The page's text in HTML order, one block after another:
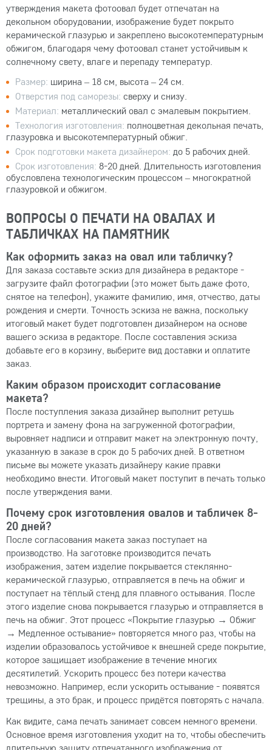
утверждения макета фотоовал будет отпечатан на
декольном оборудовании, изображение будет покрыто
керамической глазурью и закреплено высокотемпературным
обжигом, благодаря чему фотоовал станет устойчивым к
солнечному свету, влаге и перепаду температур.
Размер: ширина – 18 см, высота – 24 см.
Отверстия под саморезы: сверху и снизу.
Материал: металлический овал с эмалевым покрытием.
Технология изготовления: полноцветная декольная печать,
глазуровка и высокотемпературный обжиг.
Срок подготовки макета дизайнером: до 5 рабочих дней.
Срок изготовления: 8-20 дней. Длительность изготовления
обусловлена технологическим процессом – многократной
глазуровкой и обжигом.
ВОПРОСЫ О ПЕЧАТИ НА ОВАЛАХ И
ТАБЛИЧКАХ НА ПАМЯТНИК
Как оформить заказ на овал или табличку?
Для заказа составьте эскиз для дизайнера в редакторе -
загрузите файл фотографии (это может быть даже фото,
снятое на телефон), укажите фамилию, имя, отчество, даты
рождения и смерти. Точность эскиза не важна, поскольку
итоговый макет будет подготовлен дизайнером на основе
вашего эскиза в редакторе. После составления эскиза
добавьте его в корзину, выберите вид доставки и оплатите
заказ.
Каким образом происходит согласование
макета?
После поступления заказа дизайнер выполнит ретушь
портрета и замену фона на загруженной фотографии,
выровняет надписи и отправит макет на электронную почту,
указанную в заказе в срок до 5 рабочих дней. В ответном
письме вы можете указать дизайнеру какие правки
необходимо внести. Итоговый макет поступит в печать только
после утверждения вами.
Почему срок изготовления овалов и табличек 8-
20 дней?
После согласования макета заказ поступает на
производство. На заготовке производится печать
изображения, затем изделие покрывается стеклянно-
керамической глазурью, отправляется в печь на обжиг и
поступает на тёплый стенд для плавного остывания. После
этого изделие снова покрывается глазурью и отправляется в
печь на обжиг. Этот процесс «Покрытие глазурью → Обжиг
→ Медленное остывание» повторяется много раз, чтобы на
изделии образовалось устойчивое к внешней среде покрытие,
которое защищает изображение в течение многих
десятилетий. Ускорить процесс без потери качества
невозможно. Например, если ускорить остывание - появятся
трещины, а это брак, и процесс придётся повторять с начала.
Как видите, сама печать занимает совсем немного времени.
Основное время изготовления уходит на то, чтобы обеспечить
длительную защиту отпечатанного изображения от